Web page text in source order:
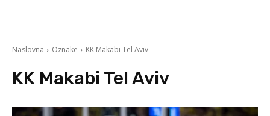
Naslovna Oznake KK Makabi Tel Aviv
KK Makabi Tel Aviv